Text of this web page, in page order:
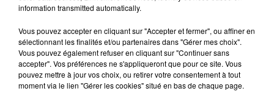
Destination Vacances : inscrivez-
vous !
information transmitted automatically.
Vous pouvez accepter en cliquant sur "Accepter et fermer", ou affiner en
sélectionnant les finalités et/ou partenaires dans "Gérer mes choix".
Vous pouvez également refuser en cliquant sur "Continuer sans
accepter". Vos préférences ne s'appliqueront que pour ce site. Vous
pouvez mettre à jour vos choix, ou retirer votre consentement à tout
moment via le lien "Gérer les cookies" situé en bas de chaque page.